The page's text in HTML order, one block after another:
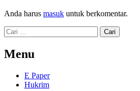
Anda harus masuk untuk berkomentar.
Cari
untuk:
Menu
E Paper
Hukrim